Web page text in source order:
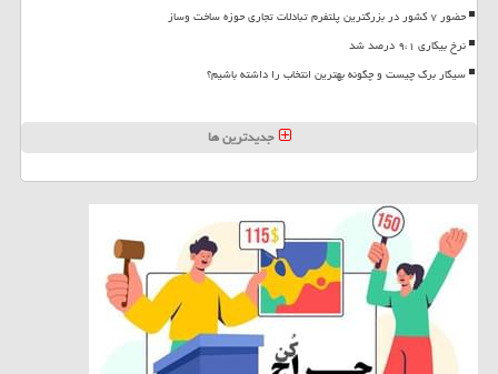
حضور ۷ کشور در بزرگترین پلتفرم تبادلات تجاری حوزه ساخت وساز
نرخ بیکاری ۹،۱ درصد شد
سیگار برگ چیست و چگونه بهترین انتخاب را داشته باشیم؟
جدیدترین ها